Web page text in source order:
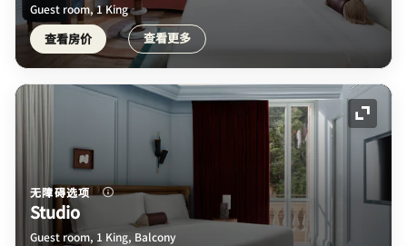
Guest room, 1 King
查看房价 查看更多
展开
无障碍选项
Studio
Guest room, 1 King, Balcony